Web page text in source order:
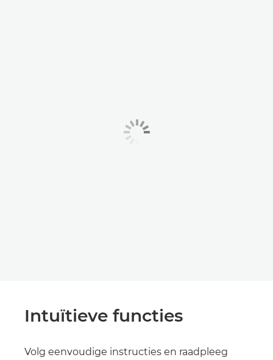
Intuïtieve functies
Volg eenvoudige instructies en raadpleeg